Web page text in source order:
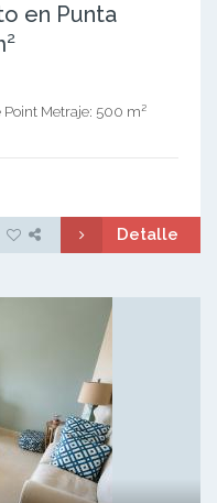
en Punta
Metraje: 500 m²
Detalle